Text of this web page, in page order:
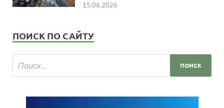
15.06.2026
ПОИСК ПО САЙТУ